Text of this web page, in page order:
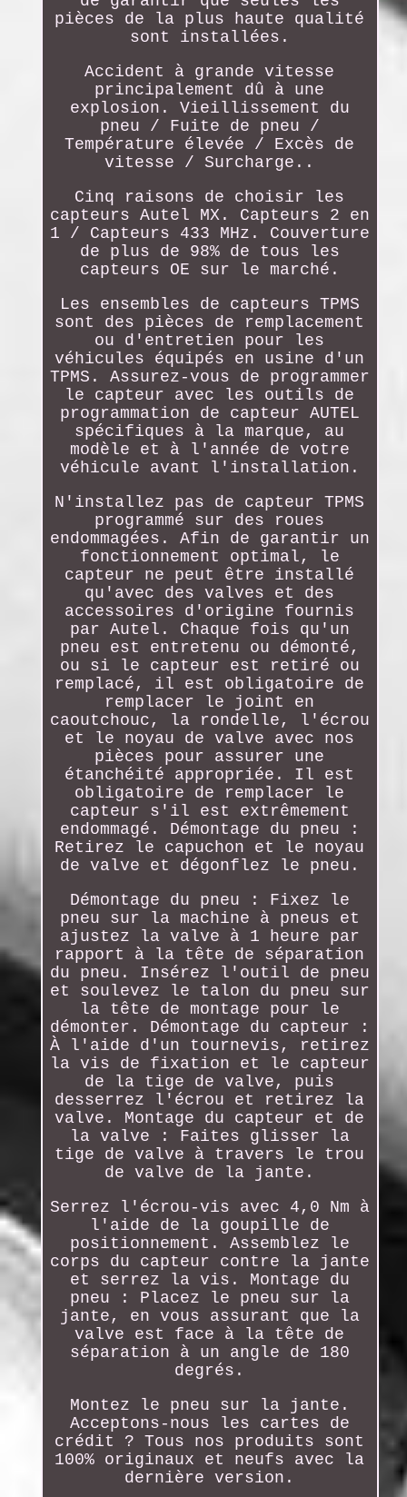
pièces de la plus haute qualité
sont installées.
Accident à grande vitesse
principalement dû à une
explosion. Vieillissement du
pneu / Fuite de pneu /
Température élevée / Excès de
vitesse / Surcharge..
Cinq raisons de choisir les
capteurs Autel MX. Capteurs 2 en
1 / Capteurs 433 MHz. Couverture
de plus de 98% de tous les
capteurs OE sur le marché.
Les ensembles de capteurs TPMS
sont des pièces de remplacement
ou d'entretien pour les
véhicules équipés en usine d'un
TPMS. Assurez-vous de programmer
le capteur avec les outils de
programmation de capteur AUTEL
spécifiques à la marque, au
modèle et à l'année de votre
véhicule avant l'installation.
N'installez pas de capteur TPMS
programmé sur des roues
endommagées. Afin de garantir un
fonctionnement optimal, le
capteur ne peut être installé
qu'avec des valves et des
accessoires d'origine fournis
par Autel. Chaque fois qu'un
pneu est entretenu ou démonté,
ou si le capteur est retiré ou
remplacé, il est obligatoire de
remplacer le joint en
caoutchouc, la rondelle, l'écrou
et le noyau de valve avec nos
pièces pour assurer une
étanchéité appropriée. Il est
obligatoire de remplacer le
capteur s'il est extrêmement
endommagé. Démontage du pneu :
Retirez le capuchon et le noyau
de valve et dégonflez le pneu.
Démontage du pneu : Fixez le
pneu sur la machine à pneus et
ajustez la valve à 1 heure par
rapport à la tête de séparation
du pneu. Insérez l'outil de pneu
et soulevez le talon du pneu sur
la tête de montage pour le
démonter. Démontage du capteur :
À l'aide d'un tournevis, retirez
la vis de fixation et le capteur
de la tige de valve, puis
desserrez l'écrou et retirez la
valve. Montage du capteur et de
la valve : Faites glisser la
tige de valve à travers le trou
de valve de la jante.
Serrez l'écrou-vis avec 4,0 Nm à
l'aide de la goupille de
positionnement. Assemblez le
corps du capteur contre la jante
et serrez la vis. Montage du
pneu : Placez le pneu sur la
jante, en vous assurant que la
valve est face à la tête de
séparation à un angle de 180
degrés.
Montez le pneu sur la jante.
Acceptons-nous les cartes de
crédit ? Tous nos produits sont
100% originaux et neufs avec la
dernière version.